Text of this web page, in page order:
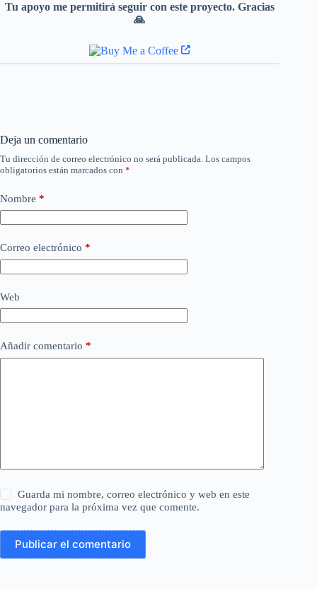
Tu apoyo me permitirá seguir con este proyecto. Gracias
🙏
Deja un comentario
Tu dirección de correo electrónico no será publicada. Los campos
obligatorios están marcados con *
Nombre *
Correo electrónico *
Web
Añadir comentario *
Guarda mi nombre, correo electrónico y web en este
navegador para la próxima vez que comente.
Publicar el comentario